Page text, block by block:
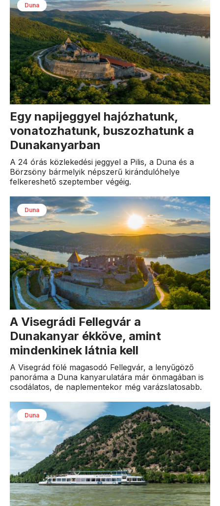
Duna
Egy napijeggyel hajózhatunk,
vonatozhatunk, buszozhatunk a
Dunakanyarban
A 24 órás közlekedési jeggyel a Pilis, a Duna és a
Börzsöny bármelyik népszerű kirándulóhelye
felkereshető szeptember végéig.
Duna
A Visegrádi Fellegvár a
Dunakanyar ékköve, amint
mindenkinek látnia kell
A Visegrád fölé magasodó Fellegvár, a lenyűgöző
panoráma a Duna kanyarulatára már önmagában is
csodálatos, de naplementekor még varázslatosabb.
Duna